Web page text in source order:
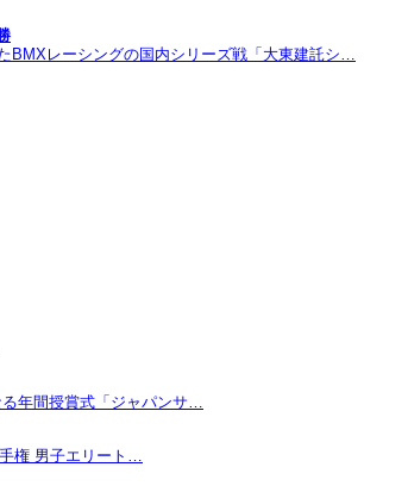
BMXレーシングの国内シリーズ戦「大東建託シ…
年間授賞式「ジャパンサ…
権 男子エリート…